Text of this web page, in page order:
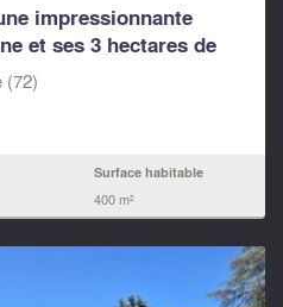
impressionnante
et ses 3 hectares de
(72)
Surface habitable
400 m²